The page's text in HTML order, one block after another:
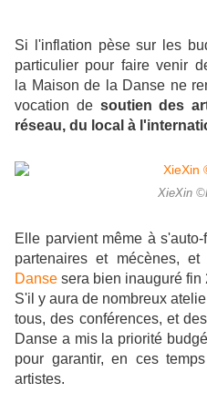
Si l'inflation pèse sur les
particulier pour faire venir
la Maison de la Danse ne
vocation de soutien des
réseau, du local à
XieXin
Elle parvient même à
partenaires et mécènes,
Danse sera bien inauguré fin
S'il y aura de nombreux
tous, des conférences, et
Danse a mis la priorité
pour garantir, en ces
artistes.